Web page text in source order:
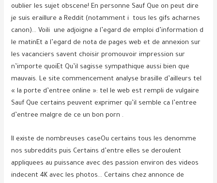
oublier les sujet obscene! En personne Sauf Que on peut dire
je suis eraillure a Reddit (notamment i tous les gifs acharnes
canon)… Voili une adjoigne a l’egard de emploi d’information d
le matinEt a l’egard de nota de pages web et de annexion sur
les vacanciers savent choisir promouvoir impression sur
n’importe quoiEt Qu’il sagisse sympathique aussi bien que
mauvais. Le site commencement analyse brasille d’ailleurs tel
« la porte d’entree online »: tel le web est rempli de vulgaire
Sauf Que certains peuvent exprimer qu’il semble ca l’entree
d’entree malgre de ce un bon porn .
Il existe de nombreuses caseOu certains tous les denomme
nos subreddits puis Certains d’entre elles se deroulent
appliquees au puissance avec des passion environ des videos
indecent 4K avec les photos… Certains chez annonce de